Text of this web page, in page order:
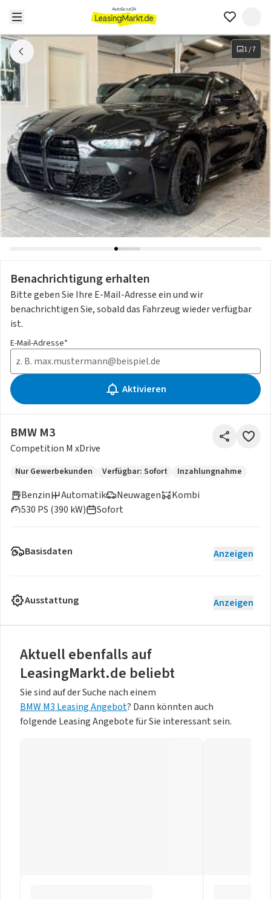
1/7
Benachrichtigung erhalten
Bitte geben Sie Ihre E-Mail-Adresse ein und wir
benachrichtigen Sie, sobald das Fahrzeug wieder verfügbar
ist.
E-Mail-Adresse*
Aktivieren
BMW M3
Competition M xDrive
Nur Gewerbekunden Verfügbar: Sofort Inzahlungnahme
Benzin
Neuwagen
530 PS (390 kW)
Automatik
Kombi
Sofort
Basisdaten Anzeigen
Ausstattung Anzeigen
Aktuell ebenfalls auf
LeasingMarkt.de beliebt
Sie sind auf der Suche nach einem
BMW M3 Leasing Angebot? Dann könnten auch
folgende Leasing Angebote für Sie interessant sein.